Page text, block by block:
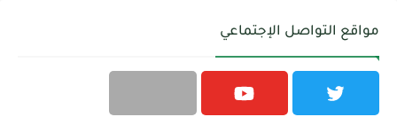
مواقع التواصل الإجتماعي